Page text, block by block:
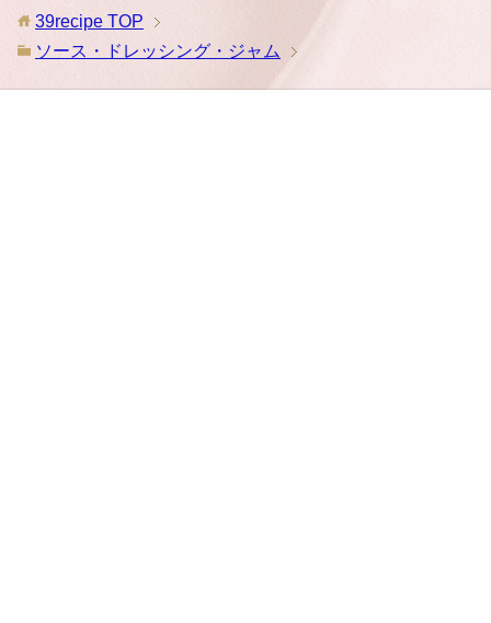
39recipe TOP
ソース・ドレッシング・ジャム